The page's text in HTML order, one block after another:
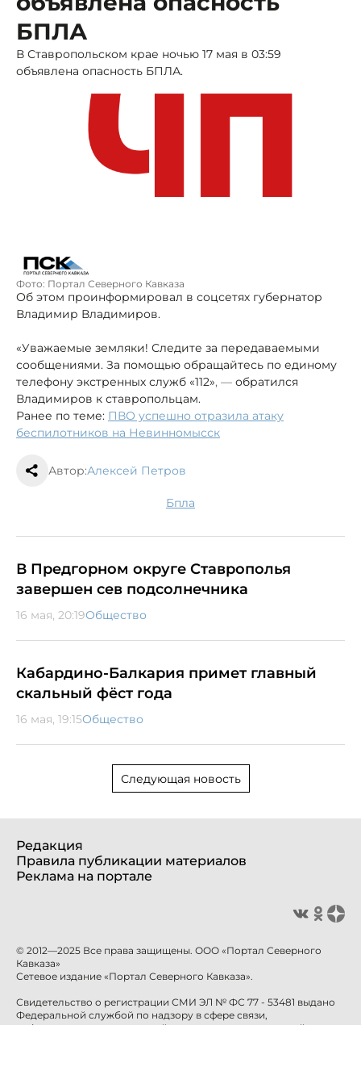
БПЛА
В Ставропольском крае ночью 17 мая в 03:59
объявлена опасность БПЛА.
Фото: Портал Северного Кавказа
Об этом проинформировал в соцсетях губернатор
Владимир Владимиров.
«Уважаемые земляки! Следите за передаваемыми
сообщениями. За помощью обращайтесь по единому
телефону экстренных служб «112», — обратился
Владимиров к ставропольцам.
Ранее по теме: ПВО успешно отразила атаку
беспилотников на Невинномысск
Автор:Алексей Петров
бпла
В Предгорном округе Ставрополья
завершен сев подсолнечника
16 мая, 20:19Общество
Кабардино-Балкария примет главный
скальный фёст года
16 мая, 19:15Общество
Следующая новость
Редакция
Правила публикации материалов
Реклама на портале
© 2012—2025 Все права защищены. ООО «Портал Северного
Кавказа»
Сетевое издание «Портал Северного Кавказа».
Свидетельство о регистрации СМИ ЭЛ № ФС 77 - 53481 выдано
Федеральной службой по надзору в сфере связи,
информационных технологий и массовых коммуникаций